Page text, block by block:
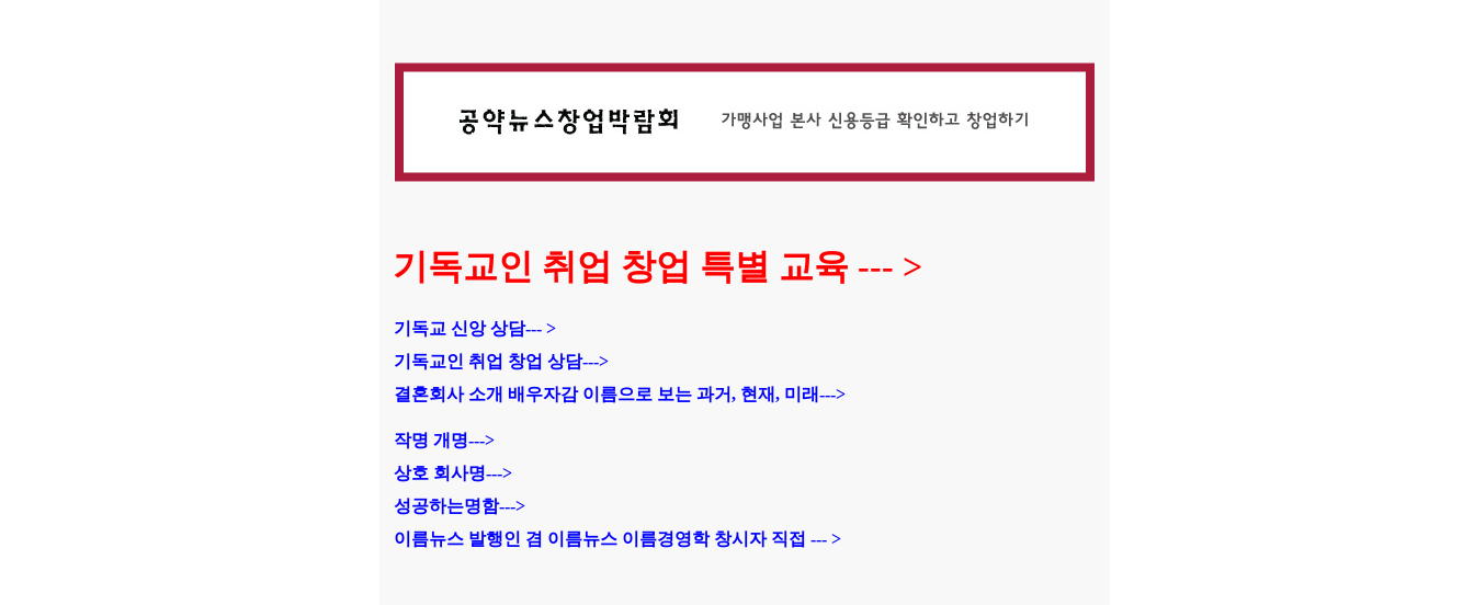
기독교인 취업 창업 특별 교육 --- >
기독교 신앙 상담--- >
기독교인 취업 창업 상담--->
결혼회사 소개 배우자감 이름으로 보는 과거, 현재, 미래--->
작명 개명--->
상호 회사명--->
성공하는명함--->
이름뉴스 발행인 겸 이름뉴스 이름경영학 창시자 직접 --->